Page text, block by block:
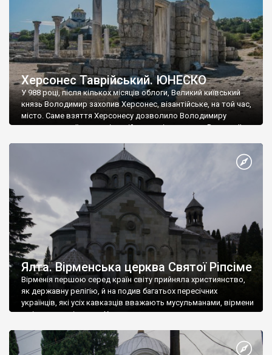
Херсонес Таврійський. ЮНЕСКО
У 988 році, після кількох місяців облоги, Великий київський
князь Володимир захопив Херсонес, візантійське, на той час,
місто. Саме взяття Херсонесу дозволило Володимиру
диктувати свої умови візантійському імператору Василю ІІ, та
Херсонесі Володимир-язичник, став Василем-християнином.
А потім було Хрещення Русі. На честь Херсонесу Таврійського
Ялта. Вірменська церква Святої Ріпсіме
Вірменія першою серед країн світу прийняла християнство,
як державну релігію, й на подив багатьох пересічних
українців, які усіх кавказців вважають мусульманами, вірмени
є відданими вірянами Христа